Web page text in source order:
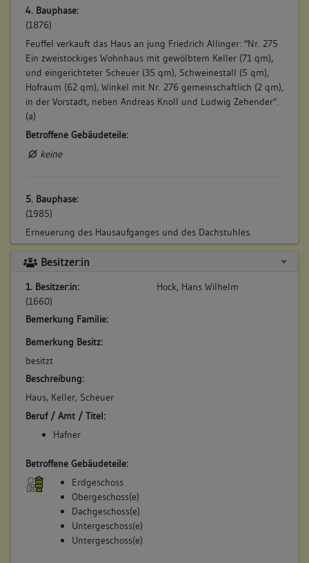
4. Bauphase:
(1876)
Feuffel verkauft das Haus an jung Friedrich Allinger: "Nr. 275
Ein zweistockiges Wohnhaus mit gewölbtem Keller (71 qm),
und eingerichteter Scheuer (35 qm), Schweinestall (5 qm),
Hofraum (62 qm), Winkel mit Nr. 276 gemeinschaftlich (2 qm),
in der Vorstadt, neben Andreas Knoll und Ludwig Zehender".
(a)
Betroffene Gebäudeteile:
keine
5. Bauphase:
(1985)
Erneuerung des Hausaufganges und des Dachstuhles.
Betroffene Gebäudeteile:
keine
Besitzer:in
1. Besitzer:in:
(1660)
Hock, Hans Wilhelm
Bemerkung Familie:
Bemerkung Besitz:
besitzt
Beschreibung:
Haus, Keller, Scheuer
Beruf / Amt / Titel:
Hafner
Betroffene Gebäudeteile:
Erdgeschoss
Obergeschoss(e)
Dachgeschoss(e)
Untergeschoss(e)
Untergeschoss(e)